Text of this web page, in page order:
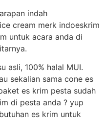
indah
cream merk indoeskrim
untuk acara anda di
asli, 100% halal MUI.
sekalian sama cone es
es krim pesta sudah
di pesta anda ? yup
es krim untuk